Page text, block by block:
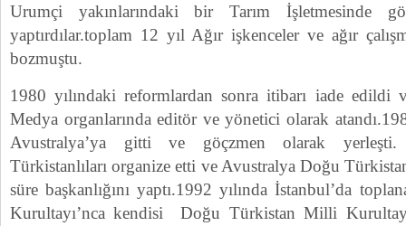
Urumçi yakınlarındaki bir Tarım İşletmesinde
yaptırdılar.toplam 12 yıl Ağır işkenceler ve ağır
bozmuştu.
1980 yılındaki reformlardan sonra itibarı iade edildi
Medya organlarında editör ve yönetici olarak
Avustralya’ya gitti ve göçzmen olarak yerleşti.
Türkistanlıları organize etti ve Avustralya Doğu
süre başkanlığını yaptı.1992 yılında İstanbul’da
Kurultayı’nca kendisi Doğu Türkistan Milli